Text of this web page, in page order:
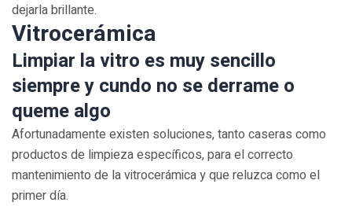
dejarla brillante.
Vitrocerámica
Limpiar la vitro es muy sencillo
siempre y cundo no se derrame o
queme algo
Afortunadamente existen soluciones, tanto caseras como
productos de limpieza específicos, para el correcto
mantenimiento de la vitrocerámica y que reluzca como el
primer día.